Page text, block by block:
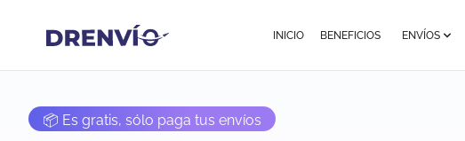
INICIO BENEFICIOS ENVÍOS
📦 Es gratis, sólo paga tus envíos